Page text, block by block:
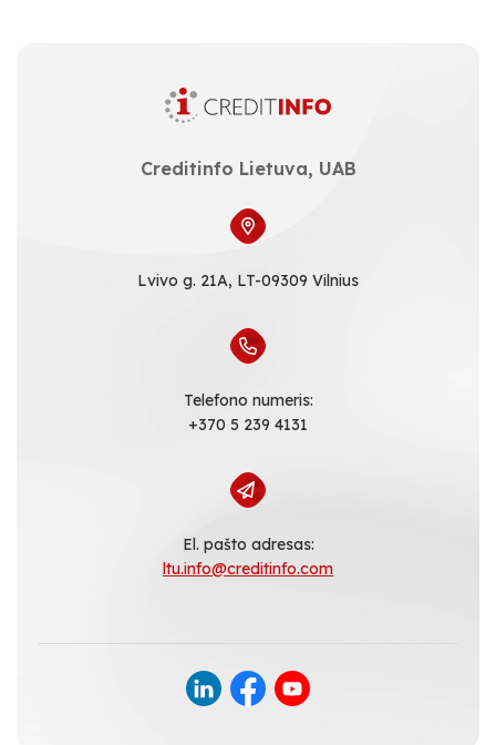
Creditinfo Lietuva, UAB
Lvivo g. 21A, LT-09309 Vilnius
Telefono numeris:
+370 5 239 4131
El. pašto adresas:
ltu.info@creditinfo.com